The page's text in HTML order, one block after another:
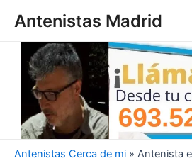
contenido
Antenistas Madrid
Antenistas Cerca de mi » Antenista